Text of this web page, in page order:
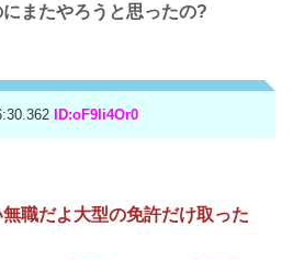
またやろうと思ったの?
ID:oF9Ii4Or0
職だよ大型の免許だけ取った